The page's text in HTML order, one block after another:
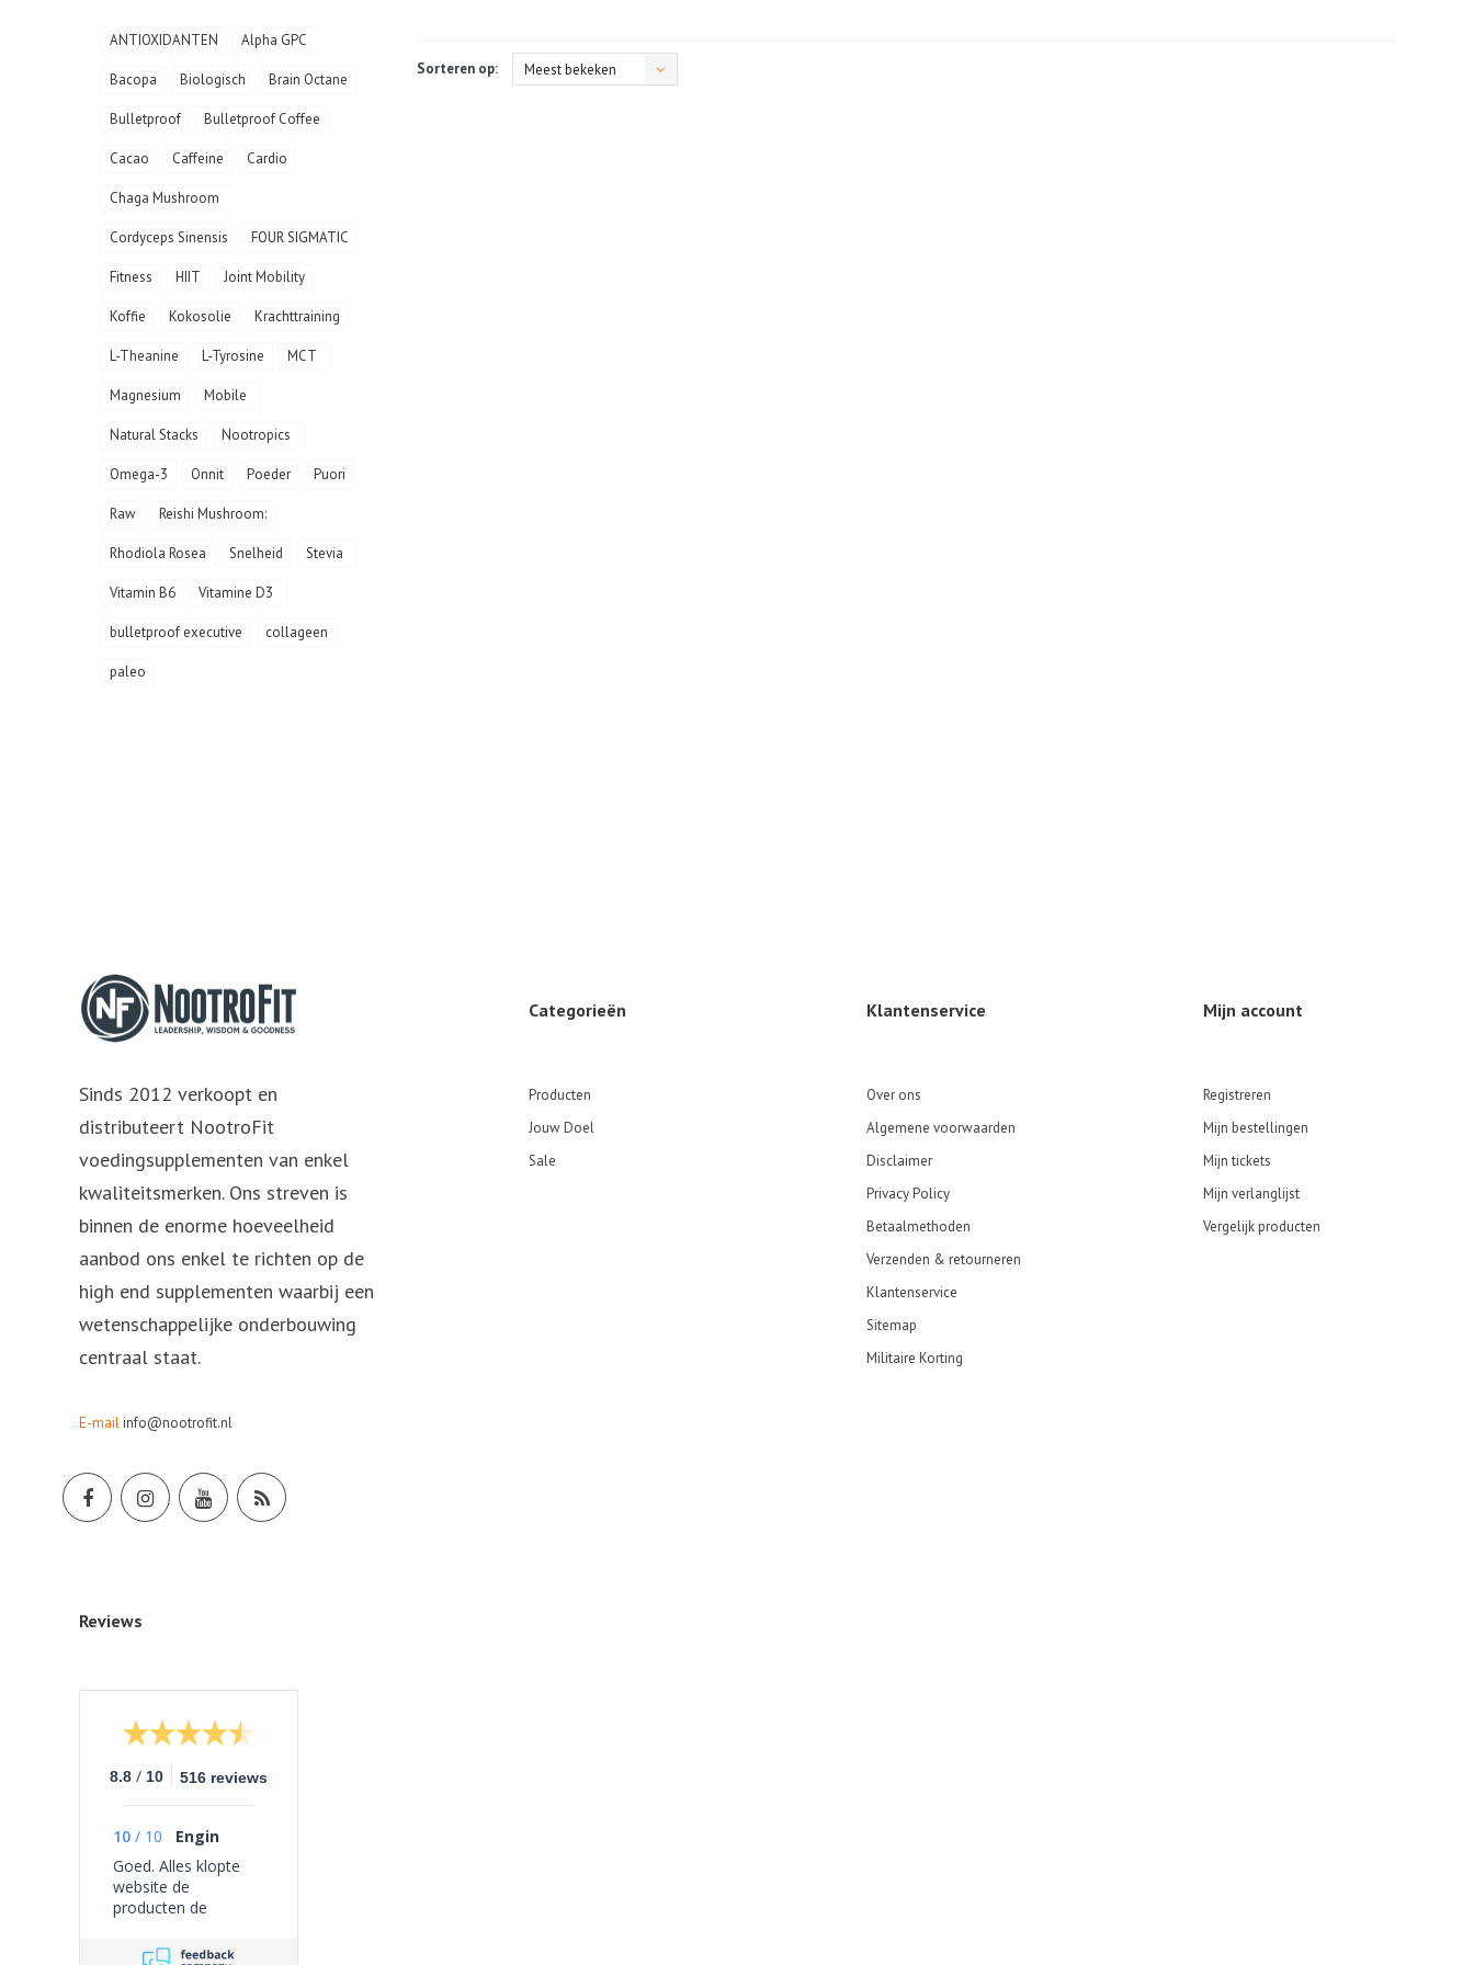
ANTIOXIDANTEN Alpha GPC
Bacopa Biologisch Brain Octane
Bulletproof Bulletproof Coffee
Cacao Caffeine Cardio
Chaga Mushroom
Cordyceps Sinensis FOUR SIGMATIC
Fitness HIIT Joint Mobility
Koffie Kokosolie Krachttraining
L-Theanine L-Tyrosine MCT
Magnesium Mobile
Natural Stacks Nootropics
Omega-3 Onnit Poeder Puori
Raw Reishi Mushroom:
Rhodiola Rosea Snelheid Stevia
Vitamin B6 Vitamine D3
bulletproof executive collageen
paleo
Sorteren op: Meest bekeken
Sinds 2012 verkoopt en
distributeert NootroFit
voedingsupplementen van enkel
kwaliteitsmerken. Ons streven is
binnen de enorme hoeveelheid
aanbod ons enkel te richten op de
high end supplementen waarbij een
wetenschappelijke onderbouwing
centraal staat.
E-mailinfo@nootrofit.nl
Categorieën
Producten
Jouw Doel
Sale
Klantenservice
Over ons
Algemene voorwaarden
Disclaimer
Privacy Policy
Betaalmethoden
Verzenden & retourneren
Klantenservice
Sitemap
Militaire Korting
Mijn account
Registreren
Mijn bestellingen
Mijn tickets
Mijn verlanglijst
Vergelijk producten
Reviews
8.8 / 10 516 reviews
10 / 10
Engin
Goed. Alles klopte
website de
producten de
problemen ervaren.